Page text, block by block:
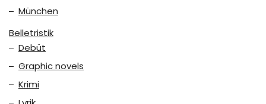
München
Belletristik
Debüt
Graphic novels
Krimi